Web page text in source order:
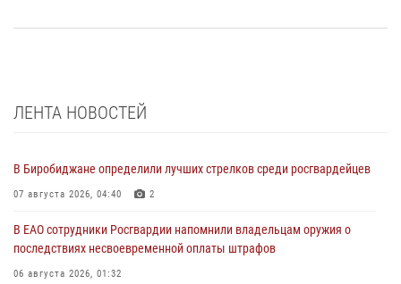
ЛЕНТА НОВОСТЕЙ
В Биробиджане определили лучших стрелков среди росгвардейцев
07 августа 2026, 04:40 2
В ЕАО сотрудники Росгвардии напомнили владельцам оружия о
последствиях несвоевременной оплаты штрафов
06 августа 2026, 01:32